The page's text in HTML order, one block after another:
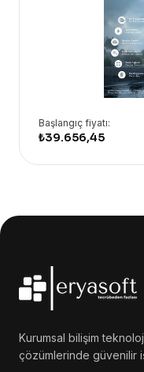
Başlangıç fiyatı:
₺39.656,45
Kurumsal bilişim
çözümlerinde güvenilir